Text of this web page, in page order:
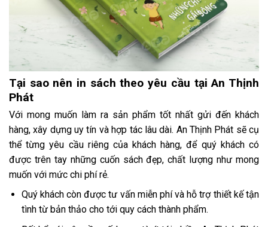
Tại sao nên in sách theo yêu cầu tại An Thịnh
Phát
Với mong muốn làm ra sản phẩm tốt nhất gửi đến khách
hàng, xây dựng uy tín và hợp tác lâu dài. An Thịnh Phát sẽ cụ
thể từng yêu cầu riêng của khách hàng, để quý khách có
được trên tay những cuốn sách đẹp, chất lượng như mong
muốn với mức chi phí rẻ.
Quý khách còn được tư vấn miễn phí và hỗ trợ thiết kế tận
tình từ bản thảo cho tới quy cách thành phẩm.